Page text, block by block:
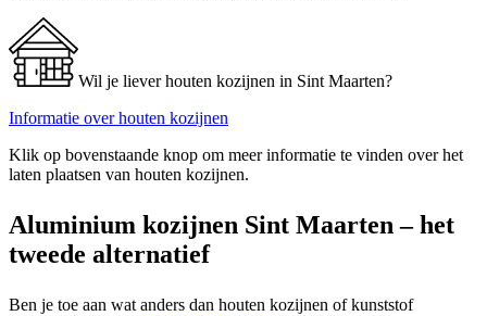
Wil je liever houten kozijnen in Sint Maarten?
Informatie over houten kozijnen
Klik op bovenstaande knop om meer informatie te vinden over het
laten plaatsen van houten kozijnen.
Aluminium kozijnen Sint Maarten – het
tweede alternatief
Ben je toe aan wat anders dan houten kozijnen of kunststof